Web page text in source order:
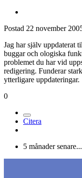
Postad 22 november
Jag har själv uppdaterat
buggar och ologiska
problemet du har vid
redigering. Funderar
ytterligare uppdateringar.
0
Citera
5 månader senare...